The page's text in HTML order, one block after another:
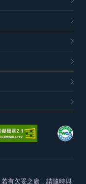
若有欠妥之處，請隨時與